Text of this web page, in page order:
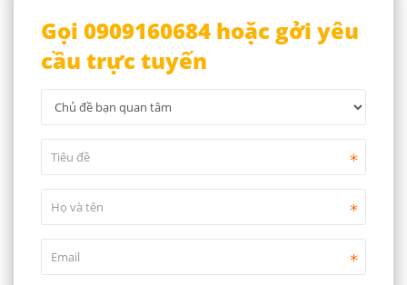
Gọi 0909160684 hoặc gởi yêu
cầu trực tuyến